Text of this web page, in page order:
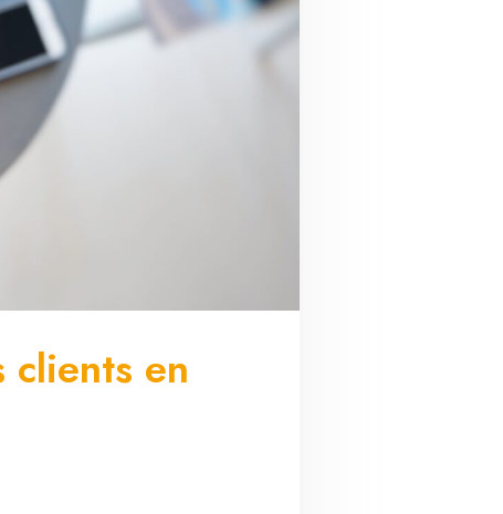
clients en